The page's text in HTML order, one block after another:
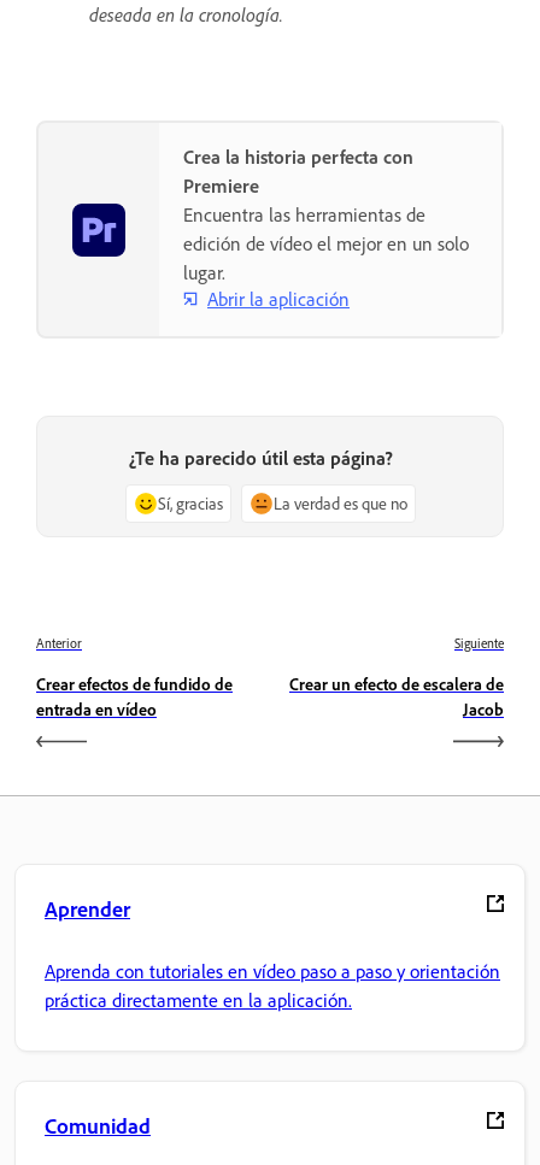
deseada en la cronología.
Crea la historia perfecta con
Premiere
Encuentra las herramientas de
edición de vídeo el mejor en un solo
lugar.
Abrir la aplicación
¿Te ha parecido útil esta página?
Sí, gracias La verdad es que no
Anterior
Crear efectos de fundido de
entrada en vídeo
Siguiente
Crear un efecto de escalera de
Jacob
Aprender
Aprenda con tutoriales en vídeo paso a paso y orientación
práctica directamente en la aplicación.
Comunidad